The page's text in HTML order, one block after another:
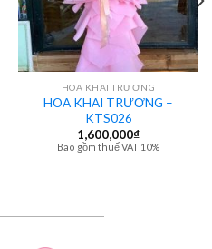
HOA KHAI TRƯƠNG
HOA KHAI TRƯƠNG –
KTS026
1,600,000₫
Bao gồm thuế VAT 10%